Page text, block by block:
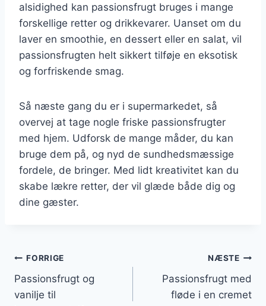
alsidighed kan passionsfrugt bruges i mange
forskellige retter og drikkevarer. Uanset om du
laver en smoothie, en dessert eller en salat, vil
passionsfrugten helt sikkert tilføje en eksotisk
og forfriskende smag.
Så næste gang du er i supermarkedet, så
overvej at tage nogle friske passionsfrugter
med hjem. Udforsk de mange måder, du kan
bruge dem på, og nyd de sundhedsmæssige
fordele, de bringer. Med lidt kreativitet kan du
skabe lækre retter, der vil glæde både dig og
dine gæster.
Indlægsnavigation
FORRIGE
Passionsfrugt og
vanilje til
NÆSTE
Passionsfrugt med
fløde i en cremet